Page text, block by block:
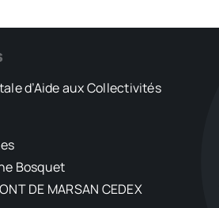
d’Aide aux Collectivités
Bosquet
DE MARSAN CEDEX